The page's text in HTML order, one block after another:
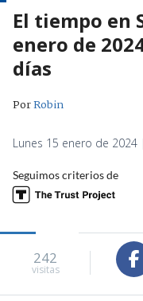
El tiempo en
enero de
días
PorRobin
Lunes 15 enero de 2024
Seguimos criterios de
242
visitas